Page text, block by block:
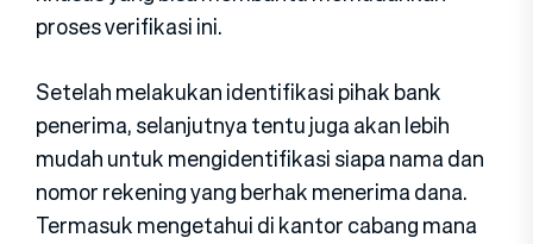
proses verifikasi ini.
Setelah melakukan identifikasi pihak bank
penerima, selanjutnya tentu juga akan lebih
mudah untuk mengidentifikasi siapa nama dan
nomor rekening yang berhak menerima dana.
Termasuk mengetahui di kantor cabang mana